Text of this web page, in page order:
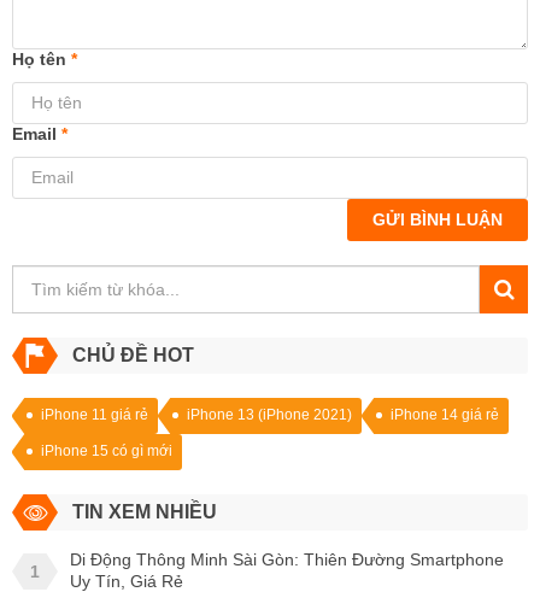
Họ tên *
Email *
GỬI BÌNH LUẬN
CHỦ ĐỀ HOT
iPhone 11 giá rẻ iPhone 13 (iPhone 2021) iPhone 14 giá rẻ
iPhone 15 có gì mới
TIN XEM NHIỀU
1
Di Động Thông Minh Sài Gòn: Thiên Đường Smartphone
Uy Tín, Giá Rẻ